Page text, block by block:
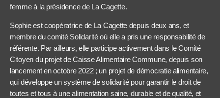
femme à la présidence de La Cagette.
Sophie est coopératrice de La Cagette depuis deux ans, et
membre du comité Solidarité où elle a pris une responsabilité de
référente. Par ailleurs, elle participe activement dans le Comité
Citoyen du projet de Caisse Alimentaire Commune, depuis son
lancement en octobre 2022 ; un projet de démocratie alimentaire,
qui développe un système de solidarité pour garantir le droit de
toutes et tous à une alimentation saine, durable et de qualité, et